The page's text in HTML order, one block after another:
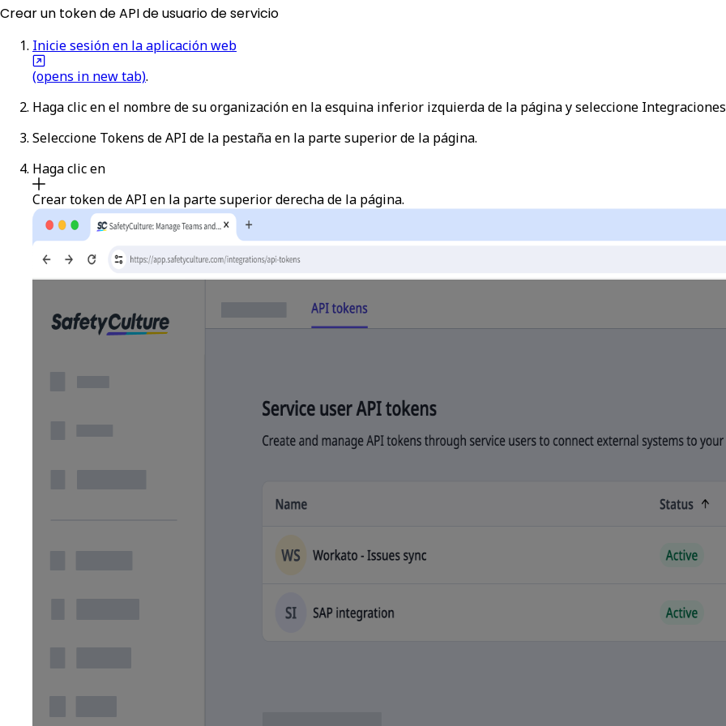
Crear un token de API de usuario de servicio
Inicie sesión en la aplicación web
(opens in new tab).
Haga clic en el nombre de su organización en la esquina inferior izquierda de la página y seleccione Integraciones
Seleccione Tokens de API de la pestaña en la parte superior de la página.
Haga clic en
Crear token de API en la parte superior derecha de la página.